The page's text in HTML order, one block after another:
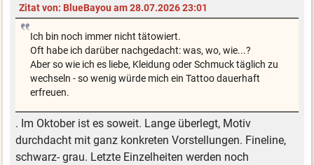
Zitat von: BlueBayou am 28.07.2026 23:01
Ich bin noch immer nicht tätowiert.
Oft habe ich darüber nachgedacht: was, wo, wie...?
Aber so wie ich es liebe, Kleidung oder Schmuck täglich zu
wechseln - so wenig würde mich ein Tattoo dauerhaft
erfreuen.
. Im Oktober ist es soweit. Lange überlegt, Motiv
durchdacht mit ganz konkreten Vorstellungen. Fineline,
schwarz- grau. Letzte Einzelheiten werden noch